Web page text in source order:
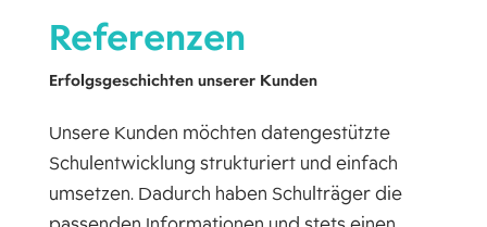
Referenzen
Erfolgsgeschichten unserer Kunden
Unsere Kunden möchten datengestützte
Schulentwicklung strukturiert und einfach
umsetzen. Dadurch haben Schulträger die